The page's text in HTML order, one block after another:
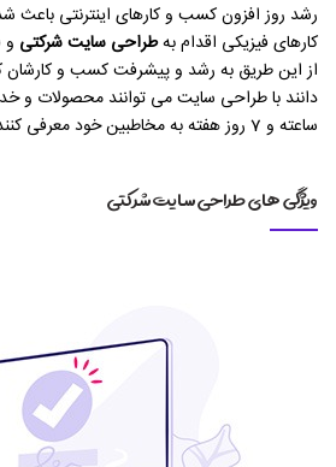
رشد روز افزون کسب و کارهای اینترنتی باعث
کارهای فیزیکی اقدام بهطراحی سایت شرکتی و
از این طریق به رشد و پیشرفت کسب و کارشان
ساعته و 7 روز هفته به مخاطبین خود معرفی کنند.
ویژگی های طراحی سایت شرکتی